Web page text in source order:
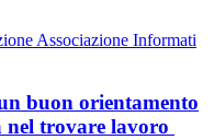
buon orientamento
nel trovare lavoro